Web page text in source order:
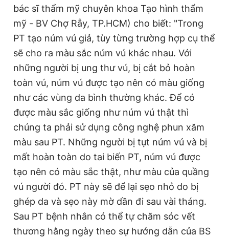
bác sĩ thẩm mỹ chuyên khoa Tạo hình thẩm
mỹ - BV Chợ Rẫy, TP.HCM) cho biết: "Trong
PT tạo núm vú giả, tùy từng trường hợp cụ thể
sẽ cho ra màu sắc núm vú khác nhau. Với
những người bị ung thư vú, bị cắt bỏ hoàn
toàn vú, núm vú được tạo nên có màu giống
như các vùng da bình thường khác. Để có
được màu sắc giống như núm vú thật thì
chúng ta phải sử dụng công nghệ phun xăm
màu sau PT. Những người bị tụt núm vú và bị
mất hoàn toàn do tai biến PT, núm vú được
tạo nên có màu sắc thật, như màu của quầng
vú người đó. PT này sẽ để lại sẹo nhỏ do bị
ghép da và sẹo này mờ dần đi sau vài tháng.
Sau PT bệnh nhân có thể tự chăm sóc vết
thương hằng ngày theo sự hướng dẫn của BS